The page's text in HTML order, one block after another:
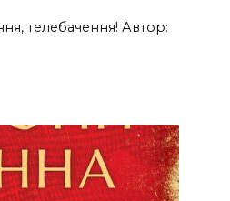
телебачення! Автор: